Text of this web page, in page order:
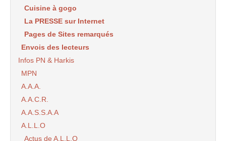
Cuisine à gogo
La PRESSE sur Internet
Pages de Sites remarqués
Envois des lecteurs
Infos PN & Harkis
MPN
A.A.A.
A.A.C.R.
A.A.S.S.A.A
A.L.L.O
Actus de A.L.L.O